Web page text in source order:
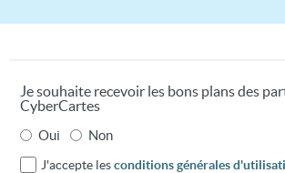
Je souhaite recevoir les bons plans des
CyberCartes
Oui Non
J'accepte lesconditions générales